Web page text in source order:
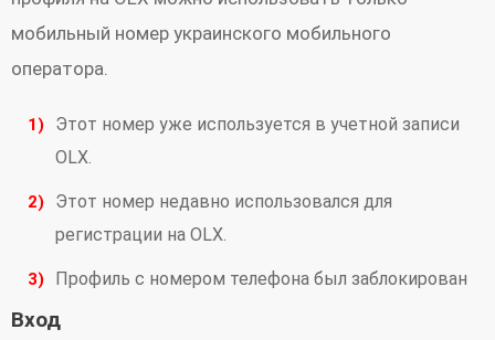
мобильный номер украинского мобильного
оператора.
Этот номер уже используется в учетной записи
OLX.
Этот номер недавно использовался для
регистрации на OLX.
Профиль с номером телефона был заблокирован
Вход